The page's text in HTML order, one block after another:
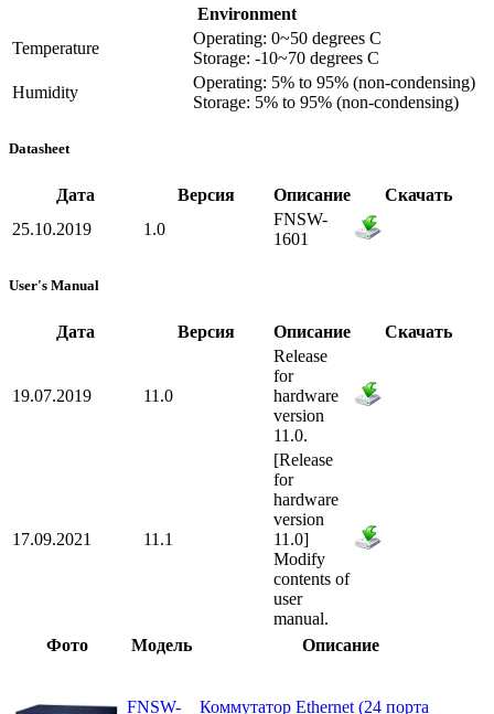
Environment
Temperature
Operating: 0~50 degrees C
Storage: -10~70 degrees C
Humidity
Operating: 5% to 95% (non-condensing)
Storage: 5% to 95% (non-condensing)
Datasheet
Дата Версия Описание
Скачать
25.10.2019
1.0
FNSW-
1601
User's Manual
Дата Версия Описание Скачать
19.07.2019 11.0
Release
for
hardware
version
11.0.
17.09.2021 11.1
[Release
for
hardware
version
11.0]
Modify
contents of
user
manual.
Фото
Модель Описание
FNSW- Коммутатор Ethernet (24 порта